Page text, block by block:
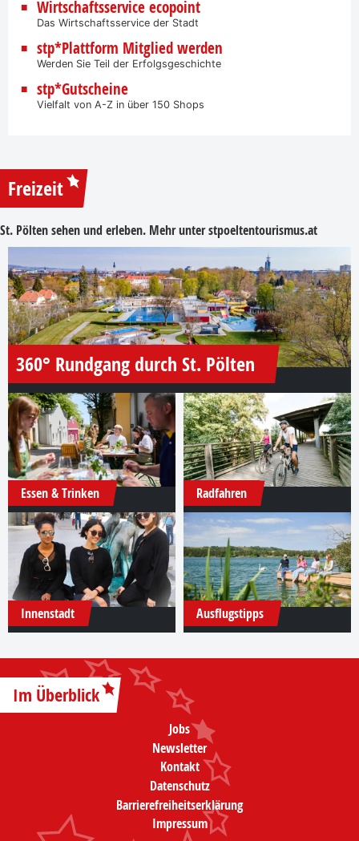
Wirtschaftsservice ecopoint
Das Wirtschaftsservice der Stadt
stp*Plattform Mitglied werden
Werden Sie Teil der Erfolgsgeschichte
stp*Gutscheine
Vielfalt von A-Z in über 150 Shops
Freizeit
St. Pölten sehen und erleben. Mehr unterstpoeltentourismus.at
360° Rundgang durch St. Pölten
Essen & Trinken Radfahren
Innenstadt Ausflugstipps
Im Überblick
Jobs
Newsletter
Kontakt
Datenschutz
Barrierefreiheitserklärung
Impressum